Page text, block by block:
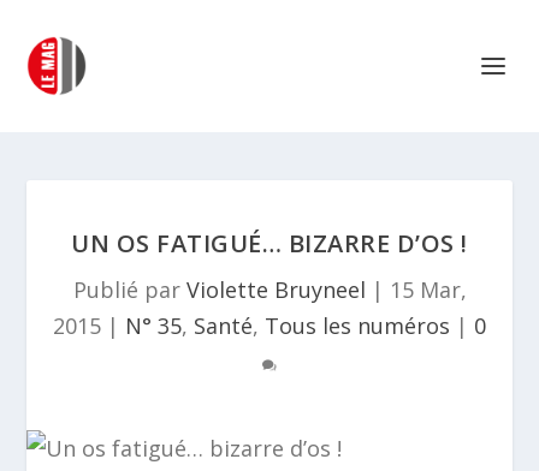
UN OS FATIGUÉ… BIZARRE D’OS !
Publié par Violette Bruyneel | 15 Mar,
2015 | N° 35, Santé, Tous les numéros | 0